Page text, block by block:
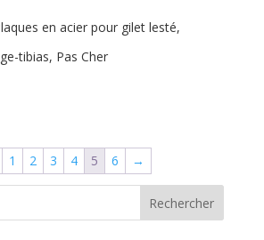
en acier pour gilet lesté,
tibias, Pas Cher
1 2 3 4 5 6 →